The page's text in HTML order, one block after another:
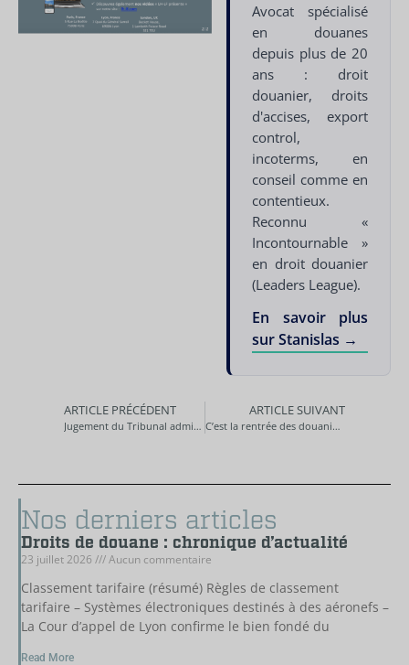
Avocat spécialisé
en douanes
depuis plus de 20
ans : droit
douanier, droits
d'accises, export
control,
incoterms, en
conseil comme en
contentieux.
Reconnu «
Incontournable »
en droit douanier
(Leaders League).
En savoir plus
sur Stanislas →
ARTICLE PRÉCÉDENT
Jugement du Tribunal administratif de Paris du 16 mai 2024, n°169224
ARTICLE SUIVANT
C’est la rentrée des douaniers
Nos derniers articles
Droits de douane : chronique d’actualité
23 juillet 2026 Aucun commentaire
Classement tarifaire (résumé) Règles de classement
tarifaire – Systèmes électroniques destinés à des aéronefs –
La Cour d’appel de Lyon confirme le bien fondé du
Read More